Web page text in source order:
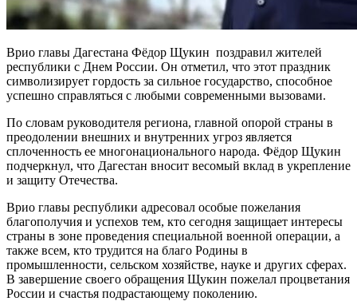
Врио главы Дагестана Фёдор Щукин поздравил жителей
республики с Днем России. Он отметил, что этот праздник
символизирует гордость за сильное государство, способное
успешно справляться с любыми современными вызовами.
По словам руководителя региона, главной опорой страны в
преодолении внешних и внутренних угроз является
сплоченность ее многонационального народа. Фёдор Щукин
подчеркнул, что Дагестан вносит весомый вклад в укрепление
и защиту Отечества.
Врио главы республики адресовал особые пожелания
благополучия и успехов тем, кто сегодня защищает интересы
страны в зоне проведения специальной военной операции, а
также всем, кто трудится на благо Родины в
промышленности, сельском хозяйстве, науке и других сферах.
В завершение своего обращения Щукин пожелал процветания
России и счастья подрастающему поколению.